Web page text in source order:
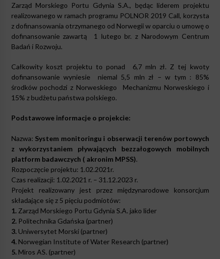
Zarząd Morskiego Portu Gdynia S.A., będąc liderem projektu
realizowanego w ramach programu POLNOR 2019 Call, korzysta
z dofinansowania otrzymanego od Norwegii w oparciu o umowę o
dofinansowanie zawartą 1 lutego br. z Narodowym Centrum
Badań i Rozwoju.
Całkowity koszt projektu to ponad 6,7 mln zł. Z tej kwoty
dofinansowanie wyniesie niemal 5,5 mln zł – w tym : 85%
środków pochodzi z Norweskiego Mechanizmu Norweskiego i
15% z budżetu państwa polskiego.
Podstawowe informacje o projekcie:
Nazwa: System monitoringu i obserwacji terenów portowych
z wykorzystaniem pływających bezzałogowych mobilnych
platform badawczych ( akronim MPSS).
Rozpoczęcie projektu: 1.02.2021r.
Czas realizacji: 1.02.2021 r. – 31.12.2023 r.
Projekt realizowany jest przez międzynarodowe konsorcjum
składające się z 5 pięciu podmiotów:
1.Zarząd Morskiego Portu Gdynia S.A. jako lider
2.Politechnika Gdańska (partner)
3.Uniwersytet Morski (partner)
4.Norwegian Institute of Water Research (partner)
5.Miros AS. (partner)